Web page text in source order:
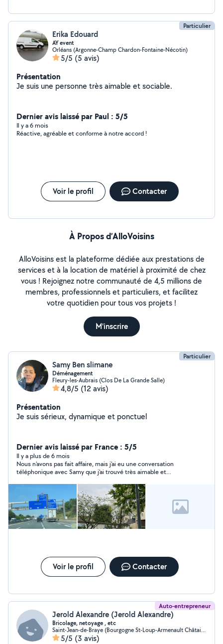
Particulier
Erika Edouard
AY event
Orléans (Argonne-Champ Chardon-Fontaine-Nécotin)
5/5 (5 avis)
Présentation
Je suis une personne très aimable et sociable.
Dernier avis laissé par Paul : 5/5
Il y a 6 mois
Réactive, agréable et conforme à notre accord !
Voir le profil Contacter
À Propos d’AlloVoisins
AlloVoisins est la plateforme dédiée aux prestations de
services et à la location de matériel à proximité de chez
vous ! Rejoignez notre communauté de 4,5 millions de
membres, professionnels et particuliers, et facilitez
votre quotidien pour tous vos projets !
M'inscrire
Particulier
Samy Ben slimane
Déménagement
Fleury-les-Aubrais (Clos De La Grande Salle)
4,8/5 (12 avis)
Présentation
Je suis sérieux, dynamique et ponctuel
Dernier avis laissé par France : 5/5
Il y a plus de 6 mois
Nous n'avons pas fait affaire, mais j'ai eu une conversation
téléphonique avec Samy que j'ai trouvé très aimable et
mes favoris
Voir le profil Contacter
Auto-entrepreneur
Jerold Alexandre (Jerold Alexandre)
Bricolage, netoyage , etc
Saint-Jean-de-Braye (Bourgogne St-Loup-Armenault Châtaigniers)
5/5 (3 avis)